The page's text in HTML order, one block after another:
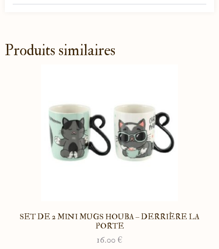
Produits similaires
SET DE 2 MINI MUGS HOUBA – DERRIÈRE LA
PORTE
16.00 €